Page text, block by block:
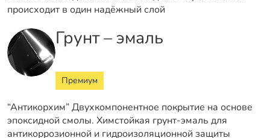
происходит в один надёжный слой
Грунт – эмаль
Премиум
“Антикорхим” Двухкомпонентное покрытие на основе
эпоксидной смолы. Химстойкая грунт-эмаль для
антикоррозионной и гидроизоляционной защиты